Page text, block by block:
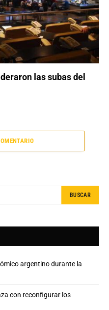
las subas del
argentino durante la
con reconfigurar los